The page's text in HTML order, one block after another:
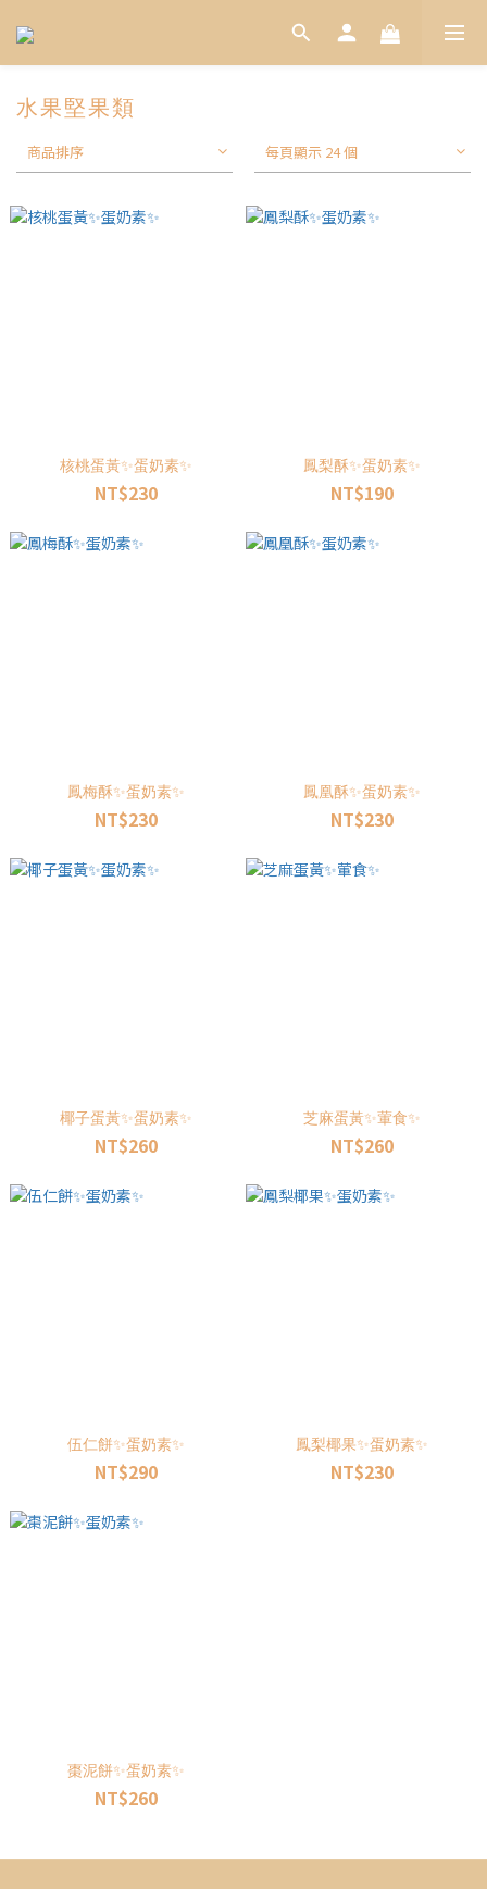
水果堅果類
商品排序 每頁顯示 24 個
核桃蛋黃✨蛋奶素✨
NT$230
鳳梨酥✨蛋奶素✨
NT$190
鳳梅酥✨蛋奶素✨
NT$230
鳳凰酥✨蛋奶素✨
NT$230
椰子蛋黃✨蛋奶素✨
NT$260
芝麻蛋黃✨葷食✨
NT$260
伍仁餅✨蛋奶素✨
NT$290
鳳梨椰果✨蛋奶素✨
NT$230
棗泥餅✨蛋奶素✨
NT$260